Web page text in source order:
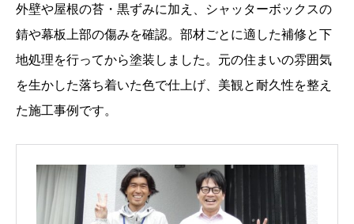
外壁や屋根の苔・黒ずみに加え、シャッターボックスの
錆や幕板上部の傷みを確認。部材ごとに適した補修と下
地処理を行ってから塗装しました。元の住まいの雰囲気
を生かした落ち着いた色で仕上げ、美観と耐久性を整え
た施工事例です。